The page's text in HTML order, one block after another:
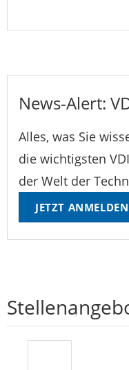
News-Alert:
Alles, was Sie
die wichtigsten
der Welt der
JETZT ANMELDEN